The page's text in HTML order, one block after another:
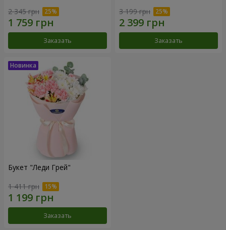
2 345 грн
Заказать
3 199 грн
Заказать
Букет "Леди Грей"
1 411 грн
Заказать